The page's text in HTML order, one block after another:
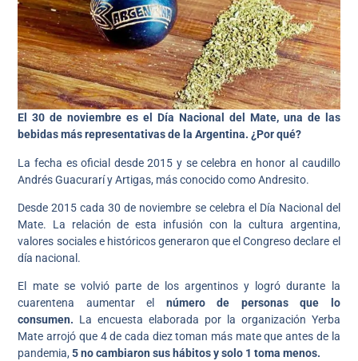
El 30 de noviembre es el Día Nacional del Mate, una de las
bebidas más representativas de la Argentina. ¿Por qué?
La fecha es oficial desde 2015 y se celebra en honor al caudillo
Andrés Guacurarí y Artigas, más conocido como Andresito.
Desde 2015 cada 30 de noviembre se celebra el Día Nacional del
Mate. La relación de esta infusión con la cultura argentina,
valores sociales e históricos generaron que el Congreso declare el
día nacional.
El mate se volvió parte de los argentinos y logró durante la
cuarentena aumentar el número de personas que lo
consumen. La encuesta elaborada por la organización Yerba
Mate arrojó que 4 de cada diez toman más mate que antes de la
pandemia,5 no cambiaron sus hábitos y solo 1 toma menos.